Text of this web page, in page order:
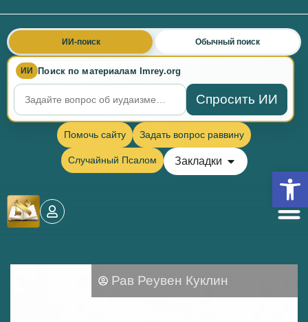
ИИ Поиск по материалам Imrey.org
Спросить ИИ
ИИ-поиск Обычный поиск
Помочь сайту Задать вопрос раввину
Случайный Псалом Закладки
Рав Реувен Куклин